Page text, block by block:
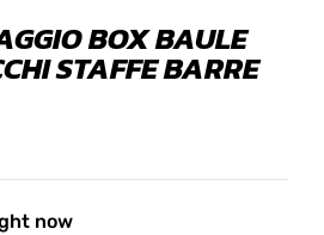
BOX BAULE
STAFFE BARRE
now